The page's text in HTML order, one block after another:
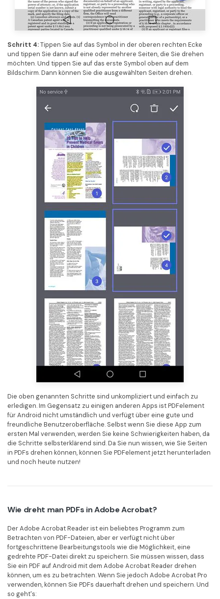
Schritt 4:Tippen Sie auf das Symbol in der oberen rechten Ecke
und tippen Sie dann auf eine oder mehrere Seiten, die Sie drehen
möchten. Und tippen Sie auf das erste Symbol oben auf dem
Bildschirm. Dann können Sie die ausgewählten Seiten drehen.
Die oben genannten Schritte sind unkompliziert und einfach zu
erledigen. Im Gegensatz zu einigen anderen Apps ist PDFelement
für Android nicht umständlich und verfügt über eine gute und
freundliche Benutzeroberfläche. Selbst wenn Sie diese App zum
ersten Mal verwenden, werden Sie keine Schwierigkeiten haben, da
die Schritte selbsterklärend sind. Da Sie nun wissen, wie Sie Seiten
in PDFs drehen können, können Sie PDFelement jetzt herunterladen
und noch heute nutzen!
Wie dreht man PDFs in Adobe Acrobat?
Der Adobe Acrobat Reader ist ein beliebtes Programm zum
Betrachten von PDF-Dateien, aber er verfügt nicht über
fortgeschrittene Bearbeitungstools wie die Möglichkeit, eine
gedrehte PDF-Datei direkt zu speichern. Sie müssen wissen, dass
Sie ein PDF auf Android mit dem Adobe Acrobat Reader drehen
können, um es zu betrachten. Wenn Sie jedoch Adobe Acrobat Pro
verwenden, können Sie PDFs dauerhaft drehen und speichern. Und
so geht's: